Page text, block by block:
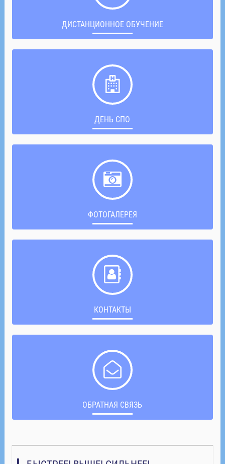
ДИСТАНЦИОННОЕ ОБУЧЕНИЕ
ДЕНЬ СПО
ФОТОГАЛЕРЕЯ
КОНТАКТЫ
ОБРАТНАЯ СВЯЗЬ